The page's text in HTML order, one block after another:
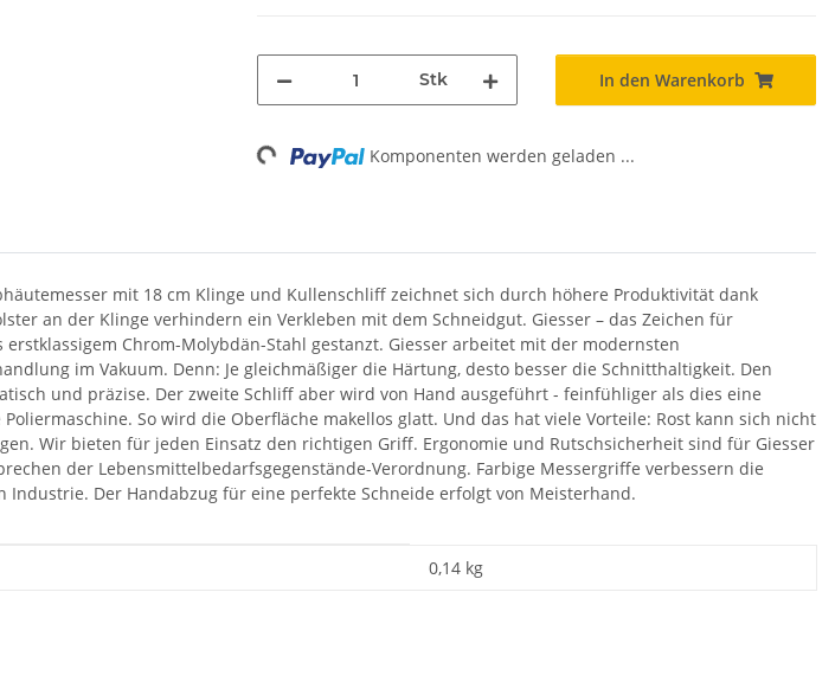
Stk In den Warenkorb
Loading... Komponenten werden geladen ...
mit 18 cm Klinge und Kullenschliff zeichnet sich durch höhere Produktivität dank
an der Klinge verhindern ein Verkleben mit dem Schneidgut. Giesser – das Zeichen für
Chrom-Molybdän-Stahl gestanzt. Giesser arbeitet mit der modernsten
im Vakuum. Denn: Je gleichmäßiger die Härtung, desto besser die Schnitthaltigkeit. Den
und präzise. Der zweite Schliff aber wird von Hand ausgeführt - feinfühliger als dies eine
So wird die Oberfläche makellos glatt. Und das hat viele Vorteile: Rost kann sich nicht
Wir bieten für jeden Einsatz den richtigen Griff. Ergonomie und Rutschsicherheit sind für Giesser
der Lebensmittelbedarfsgegenstände-Verordnung. Farbige Messergriffe verbessern die
Der Handabzug für eine perfekte Schneide erfolgt von Meisterhand.
0,14 kg